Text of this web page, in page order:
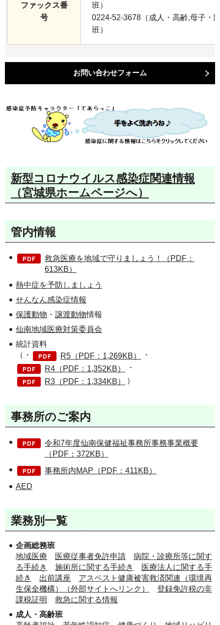
ファックス番
号
班）
0224-52-3678（成人・高齢,母子・
班）
新型コロナウイルス感染症関連情報
（宮城県ホームページへ）
管内情報
救急医療を地域で守りましょう！（PDF：
613KB）
熱中症を予防しましょう
せんなん感染症情報
保護動物 ・ 譲渡動物情報
仙南地域医療対策委員会
統計資料
（・
R5（PDF：1,269KB）
・
R4（PDF：1,352KB）
・
R3（PDF：1,334KB）
）
事務所のご案内
令和7年度仙南保健福祉事務所事務事業概要
（PDF：372KB）
事務所内MAP（PDF：411KB）
AED
業務別一覧
企画総務班
地域医療
医療従事者免許申請
病院・診療所等に関す
る手続き
施術所に関する手続き
医療法人に関する手
続き
出前講座
アスベスト健康被害救済関連（環境再
生保全機構）（外部サイトへリンク）
登録免許税の非
課税証明
救急に関する情報
成人・高齢班